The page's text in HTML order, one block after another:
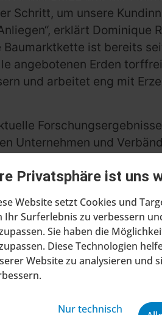
Privatsphäre ist uns
Website setzt Cookies und
Ihr Surferlebnis zu verbessern
Sie haben die
Diese Technologien
Website zu analysieren und
Nur technisch
Schritt, um unsere
erklärt
Baumarktkette ist bereits
angebotenen Erden
und arbeitet eng mit
Unternehmen und